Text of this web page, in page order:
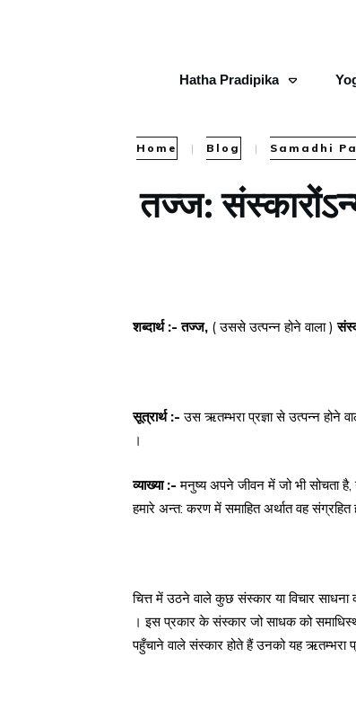
Hatha Pradipika
Home | Blog | Samadhi
तज्ज:
शब्दार्थ :- तज्ज, ( उससे उत्पन्न होने वाला )
सूत्रार्थ :-उस ऋतम्भरा प्रज्ञा से उत्पन्न होने
।
व्याख्या :-मनुष्य अपने जीवन में जो भी सोचता
हमारे अन्त: करण में समाहित अर्थात वह संग्रहित
चित्त में उठने वाले कुछ संस्कार या विचार
। इस प्रकार के संस्कार जो साधक को
पहुँचाने वाले संस्कार होते हैं उनको यह ऋतम्भरा